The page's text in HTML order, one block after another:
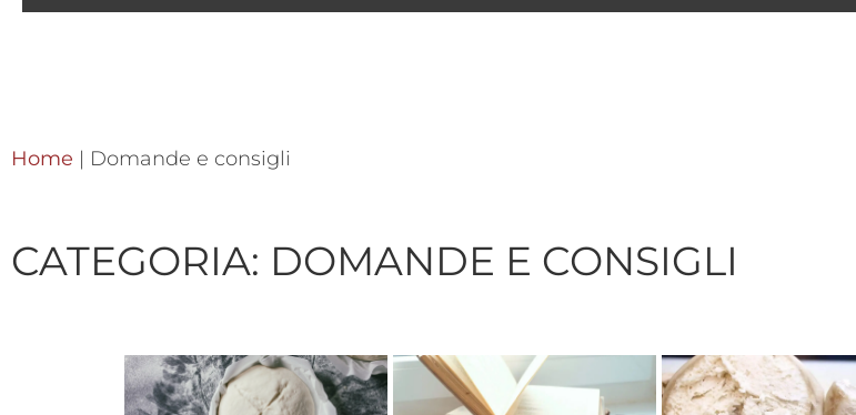
Home | Domande e consigli
CATEGORIA: DOMANDE E CONSIGLI